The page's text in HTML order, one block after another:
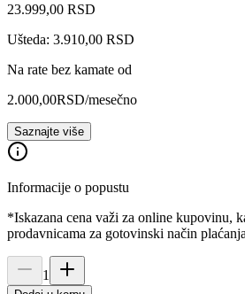
23.999,00 RSD
Ušteda: 3.910,00 RSD
Na rate bez kamate od
2.000,00RSD/mesečno
Saznajte više
Informacije o popustu
*Iskazana cena važi za online kupovinu,
prodavnicama za gotovinski način
1